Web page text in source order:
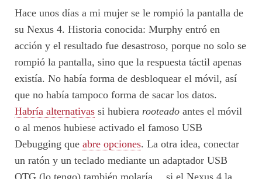
Hace unos días a mi mujer se le rompió la pantalla de
su Nexus 4. Historia conocida: Murphy entró en
acción y el resultado fue desastroso, porque no solo se
rompió la pantalla, sino que la respuesta táctil apenas
existía. No había forma de desbloquear el móvil, así
que no había tampoco forma de sacar los datos.
Habría alternativas si hubiera rooteado antes el móvil
o al menos hubiese activado el famoso USB
Debugging que abre opciones. La otra idea, conectar
un ratón y un teclado mediante un adaptador USB
OTG (lo tengo) también molaría… si el Nexus 4 la